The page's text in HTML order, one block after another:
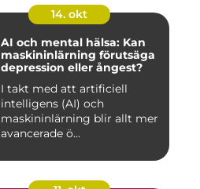
14. okt
AI och mental hälsa: Kan
maskininlärning förutsäga
depression eller ångest?
I takt med att artificiell
intelligens (AI) och
maskininlärning blir allt mer
avancerade ö...